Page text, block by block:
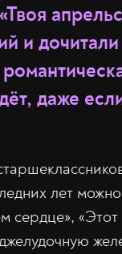
и
даже
лет
сердце»,